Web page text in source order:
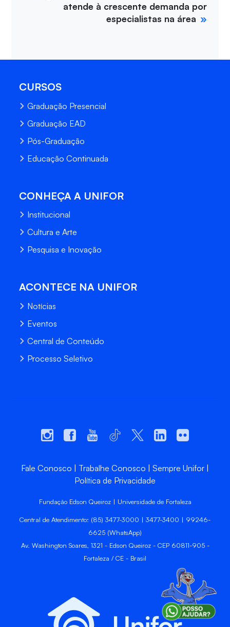
atende à crescente demanda por
especialistas na área
CURSOS
Graduação Presencial
Graduação EAD
Pós-Graduação
Educação Continuada
CONHEÇA A UNIFOR
Institucional
Cultura e Arte
Pesquisa e Inovação
ACONTECE NA UNIFOR
Notícias
Eventos
Central de Conteúdo
Processo Seletivo
Fale Conosco Trabalhe Conosco
Sempre Unifor
Política de Privacidade
Fundação Edson Queiroz | Universidade de Fortaleza
Central de Atendimento: (85) 3477-3000 | 3477-3400 | 99246-
6625 (WhatsApp)
Av. Washington Soares, 1321 - Edson Queiroz - CEP 60811-905 -
Fortaleza / CE - Brasil